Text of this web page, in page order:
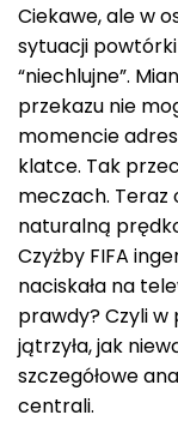
Ciekawe, ale w
sytuacji
“niechlujne”.
przekazu nie
momencie
klatce. Tak
meczach. Teraz
naturalną
Czyżby FIFA
naciskała na
prawdy? Czyli
jątrzyła, jak
szczegółowe
centrali.